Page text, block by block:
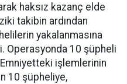
haksız kazanç elde
takibin ardından
yakalanmasına
Operasyonda 10 şüpheli
Emniyetteki işlemlerinin
10 şüpheliye,